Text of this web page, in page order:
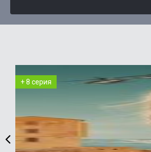
+ 8 серия